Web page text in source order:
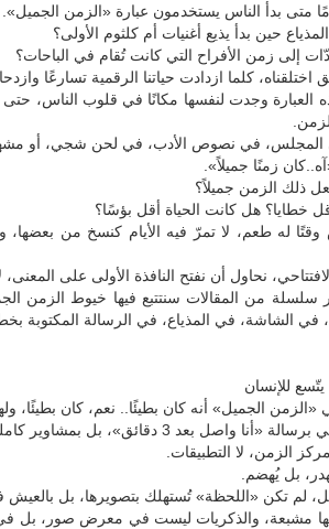
متى بدأ الناس يستخدمون عبارة «الزمن الجميل».
حين بدأ يذيع أغنيات أم كلثوم الأولى؟
إلى زمن الأفراح التي كانت تُقام في الباحات؟
كلما ازدادت حياتنا الرقمية تسارعًا
العبارة وجدت لنفسها مكانًا في قلوب الناس، حتى
المجلس، في نصوص الأدب، في لحن شجي، أو
زمنًا جميلاً».
ذلك الزمن جميلاً؟
خطايا؟ هل كانت الحياة أقل بؤسًا؟
وقتًا له طعم، لا تمرّ فيه الأيام كنسخ من بعضها،
نحاول أن نفتح النافذة الأولى على
سلسلة من المقالات سنتتبع فيها خيوط الزمن
في الشاشة، في المذياع، في الرسالة المكتوبة
للإنسان
«الزمن الجميل» أنه كان بطيئًا.. نعم، كان بطيئًا،
بعد 3 دقائق»، بل بمشاوير كاملة، وبصبر الانتظار.
الزمن، لا التطبيقات.
بل يُهضم.
لم تكن «اللحظة» تُستهلك بتصويرها، بل بالعيش
مشبعة، والذكريات ليست في معرض صور، بل